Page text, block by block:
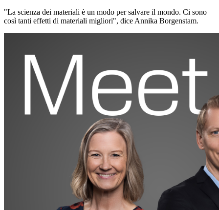
"La scienza dei materiali è un modo per salvare il mondo. Ci sono
così tanti effetti di materiali migliori", dice Annika Borgenstam.